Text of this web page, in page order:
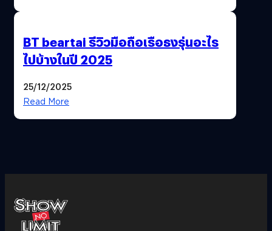
BT beartai รีวิวมือถือเรือธงรุ่นอะไร
ไปบ้างในปี 2025
25/12/2025
Read More